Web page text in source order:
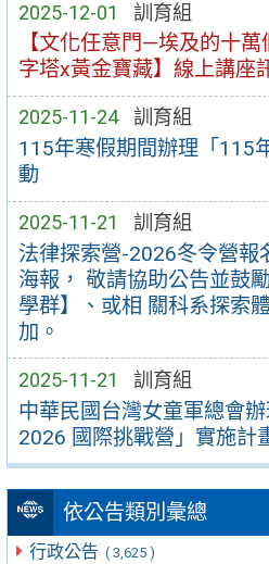
2025-12-01 訓育組
【文化任意門—埃及的十
字塔x黃金寶藏】線上講座
2025-11-24 訓育組
115年寒假期間辦理「115
動
2025-11-21 訓育組
法律探索營-2026冬令營報
海報， 敬請協助公告並鼓
學群】、或相 關科系探索
加。
2025-11-21 訓育組
中華民國台灣女童軍總會
2026 國際挑戰營」實施計
依公告類別彙總
行政公告 ( 3,625 )